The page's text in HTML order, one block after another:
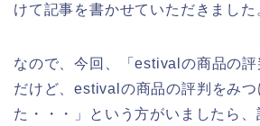
けて記事を書かせていただきました
なので、今回、「estivalの商品の評
だけど、estivalの商品の評判をみつ
た・・・」という方がいましたら